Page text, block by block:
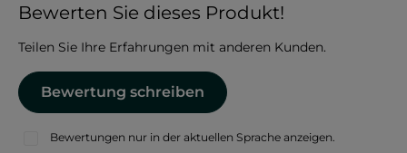
Durchschnittliche Bewertung von 0 von 5 Sternen
Bewerten Sie dieses Produkt!
Teilen Sie Ihre Erfahrungen mit anderen Kunden.
Bewertung schreiben
Bewertungen nur in der aktuellen Sprache anzeigen.